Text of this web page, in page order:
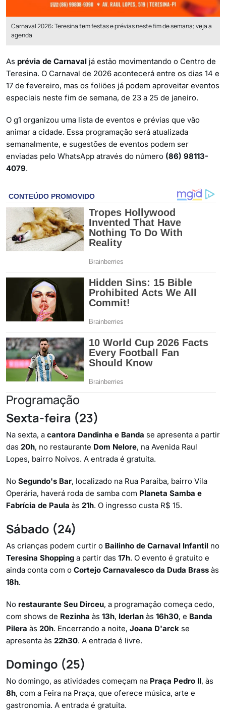
Carnaval 2026: Teresina tem festas e prévias neste fim de semana; veja a
agenda
As prévia de Carnaval já estão movimentando o Centro de
Teresina. O Carnaval de 2026 acontecerá entre os dias 14 e
17 de fevereiro, mas os foliões já podem aproveitar eventos
especiais neste fim de semana, de 23 a 25 de janeiro.
O g1 organizou uma lista de eventos e prévias que vão
animar a cidade. Essa programação será atualizada
semanalmente, e sugestões de eventos podem ser
enviadas pelo WhatsApp através do número (86) 98113-
4079.
Programação
Sexta-feira (23)
Na sexta, a cantora Dandinha e Banda se apresenta a partir
das 20h, no restaurante Dom Nelore, na Avenida Raul
Lopes, bairro Noivos. A entrada é gratuita.
No Segundo's Bar, localizado na Rua Paraíba, bairro Vila
Operária, haverá roda de samba com Planeta Samba e
Fabrícia de Paula às 21h. O ingresso custa R$ 15.
Sábado (24)
As crianças podem curtir o Bailinho de Carnaval Infantil no
Teresina Shopping a partir das 17h. O evento é gratuito e
ainda conta com o Cortejo Carnavalesco da Duda Brass às
18h.
No restaurante Seu Dirceu, a programação começa cedo,
com shows de Rezinha às 13h, Iderlan às 16h30, e Banda
Pilera às 20h. Encerrando a noite, Joana D'arck se
apresenta às 22h30. A entrada é livre.
Domingo (25)
No domingo, as atividades começam na Praça Pedro II, às
8h, com a Feira na Praça, que oferece música, arte e
gastronomia. A entrada é gratuita.